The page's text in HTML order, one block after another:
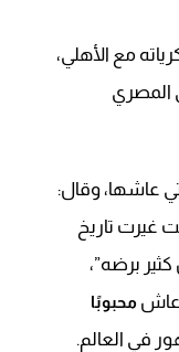
مع الأهلي،
المصري
عاشها، وقال:
غيرت تاريخ
برضه”،
عاش محبوبًا
في العالم.